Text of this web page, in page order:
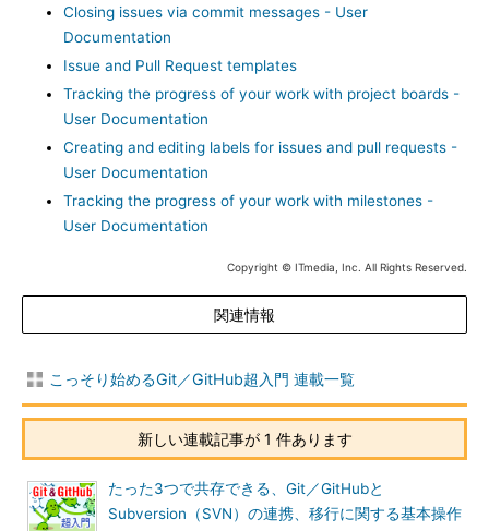
Closing issues via commit messages - User
Documentation
Issue and Pull Request templates
Tracking the progress of your work with project boards -
User Documentation
Creating and editing labels for issues and pull requests -
User Documentation
Tracking the progress of your work with milestones -
User Documentation
Copyright © ITmedia, Inc. All Rights Reserved.
関連情報
こっそり始めるGit／GitHub超入門 連載一覧
新しい連載記事が 1 件あります
たった3つで共存できる、Git／GitHubと
Subversion（SVN）の連携、移行に関する基本操作